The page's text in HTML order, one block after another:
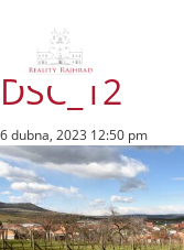
DSC_12
6 dubna, 2023 12:50 pm